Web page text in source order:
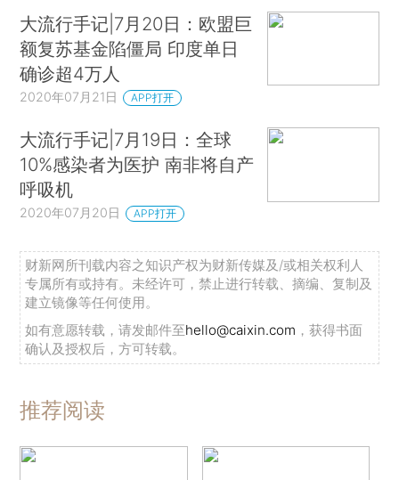
大流行手记|7月20日：欧盟巨
额复苏基金陷僵局 印度单日
确诊超4万人
2020年07月21日 APP打开
大流行手记|7月19日：全球
10%感染者为医护 南非将自产
呼吸机
2020年07月20日 APP打开
财新网所刊载内容之知识产权为财新传媒及/或相关权利人
专属所有或持有。未经许可，禁止进行转载、摘编、复制及
建立镜像等任何使用。
如有意愿转载，请发邮件至hello@caixin.com ，获得书面
确认及授权后，方可转载。
推荐阅读